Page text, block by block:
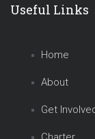
Useful
Home
About
Get